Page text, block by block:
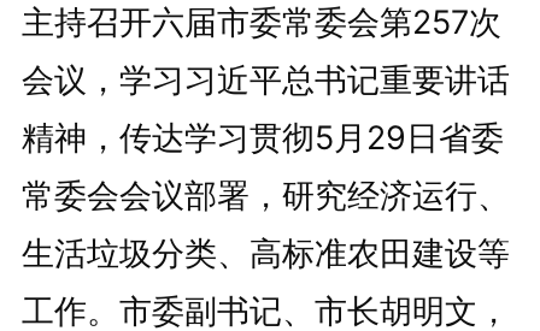
主持召开六届市委常委会第257次
会议，学习习近平总书记重要讲话
精神，传达学习贯彻5月29日省委
常委会会议部署，研究经济运行、
生活垃圾分类、高标准农田建设等
工作。市委副书记、市长胡明文，